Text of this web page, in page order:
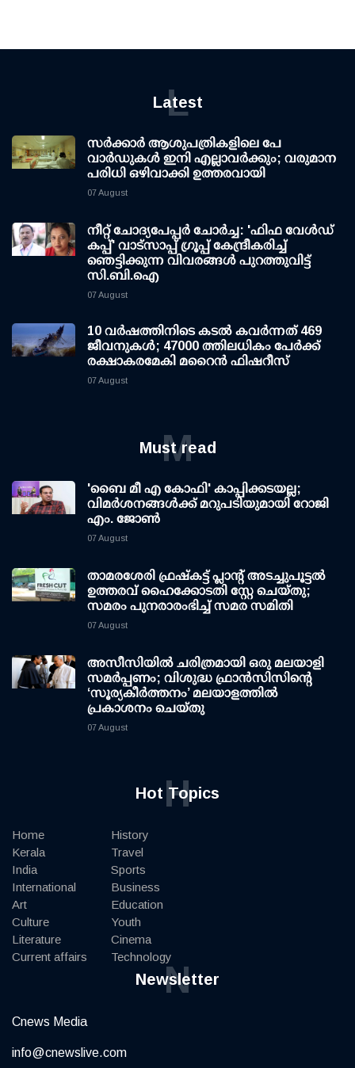
Latest
L
സര്‍ക്കാര്‍ ആശുപത്രികളിലെ പേ
വാര്‍ഡുകള്‍ ഇനി എല്ലാവര്‍ക്കും; വരുമാന
പരിധി ഒഴിവാക്കി ഉത്തരവായി
07 August
നീറ്റ് ചോദ്യപേപ്പര്‍ ചോര്‍ച്ച: 'ഫിഫ വേള്‍ഡ്
കപ്പ്' വാട്സാപ്പ് ഗ്രൂപ്പ് കേന്ദ്രീകരിച്ച്
ഞെട്ടിക്കുന്ന വിവരങ്ങള്‍ പുറത്തുവിട്ട്
സി.ബി.ഐ
07 August
10 വര്‍ഷത്തിനിടെ കടല്‍ കവര്‍ന്നത് 469
ജീവനുകള്‍; 47000 ത്തിലധികം പേര്‍ക്ക്
രക്ഷാകരമേകി മറൈന്‍ ഫിഷറീസ്
07 August
Must read
M
'ബൈ മീ എ കോഫി' കാപ്പിക്കടയല്ല;
വിമര്‍ശനങ്ങള്‍ക്ക് മറുപടിയുമായി റോജി
എം. ജോണ്‍
07 August
താമരശേരി ഫ്രഷ്കട്ട് പ്ലാന്റ് അടച്ചുപൂട്ടൽ
ഉത്തരവ് ഹൈക്കോടതി സ്റ്റേ ചെയ്തു;
സമരം പുനരാരംഭിച്ച് സമര സമിതി
07 August
അസീസിയിൽ ചരിത്രമായി ഒരു മലയാളി
സമർപ്പണം; വിശുദ്ധ ഫ്രാൻസിസിന്റെ
‘സൂര്യകീർത്തനം’ മലയാളത്തിൽ
പ്രകാശനം ചെയ്തു
07 August
Hot Topics
H
Home
Kerala
India
International
Art
Culture
Literature
Current affairs
History
Travel
Sports
Business
Education
Youth
Cinema
Technology
Newsletter
N
Cnews Media
info@cnewslive.com